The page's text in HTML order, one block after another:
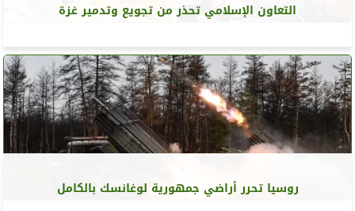
التعاون الإسلامي تحذر من تجويع وتدمير غزة
روسيا تحرر أراضي جمهورية لوغانسك بالكامل